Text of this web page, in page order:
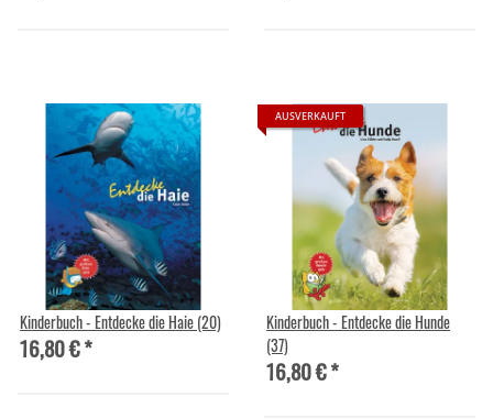
Kinderbuch - Entdecke die Haie (20)
16,80 €*
AUSVERKAUFT
Kinderbuch - Entdecke die Hunde
(37)
16,80 €*